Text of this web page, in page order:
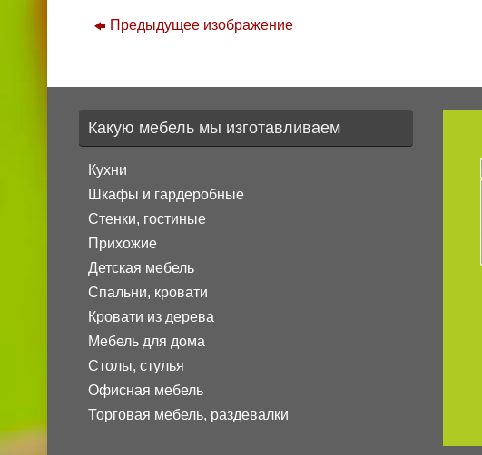
Предыдущее изображение
Какую мебель мы изготавливаем
Кухни
Шкафы и гардеробные
Стенки, гостиные
Прихожие
Детская мебель
Спальни, кровати
Кровати из дерева
Мебель для дома
Столы, стулья
Офисная мебель
Торговая мебель, раздевалки